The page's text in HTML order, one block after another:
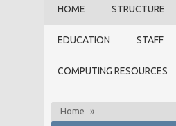
HOME STRUCTURE
EDUCATION STAFF
COMPUTING RESOURCES
Home »